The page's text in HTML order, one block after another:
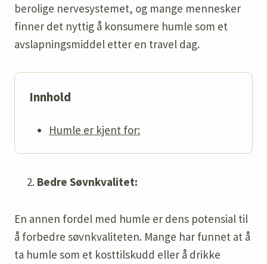
berolige nervesystemet, og mange mennesker
finner det nyttig å konsumere humle som et
avslapningsmiddel etter en travel dag.
Innhold
Humle er kjent for:
Bedre Søvnkvalitet:
En annen fordel med humle er dens potensial til
å forbedre søvnkvaliteten. Mange har funnet at å
ta humle som et kosttilskudd eller å drikke